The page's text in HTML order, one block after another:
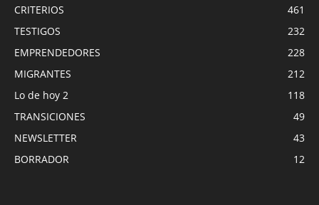
CRITERIOS
461
TESTIGOS
232
EMPRENDEDORES
228
MIGRANTES
212
Lo de hoy 2
118
TRANSICIONES
49
NEWSLETTER
43
BORRADOR
12